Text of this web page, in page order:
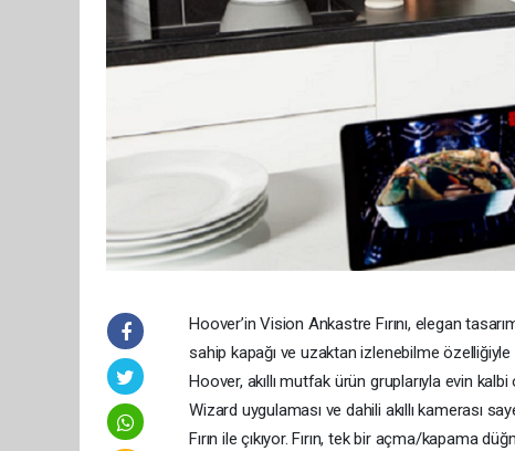
Hoover’in Vision Ankastre Fırını, elegan
sahip kapağı ve uzaktan izlenebilme
Hoover, akıllı mutfak ürün gruplarıyla evin
Wizard uygulaması ve dahili akıllı kamerası
Fırın ile çıkıyor. Fırın, tek bir açma/kapama